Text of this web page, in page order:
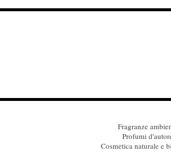
Fragranze
Profumi
Cosmetica naturale e